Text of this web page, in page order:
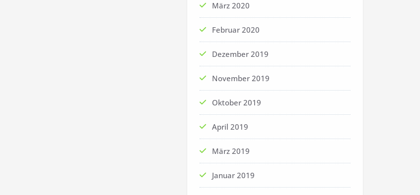
März 2020
Februar 2020
Dezember 2019
November 2019
Oktober 2019
April 2019
März 2019
Januar 2019